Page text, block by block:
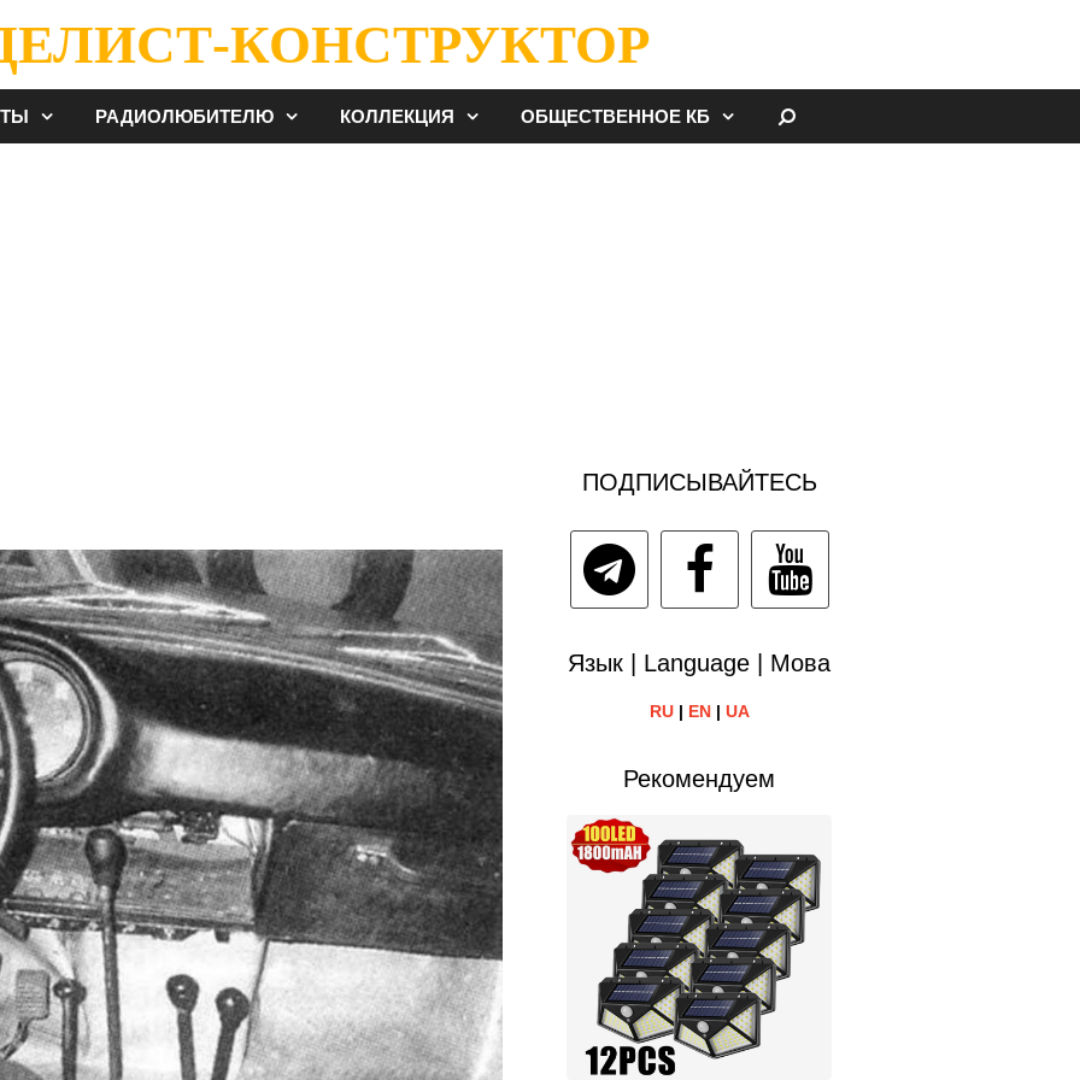
КОНСТРУКТОР
РАДИОЛЮБИТЕЛЮ КОЛЛЕКЦИЯ ОБЩЕСТВЕННОЕ КБ
ПОДПИСЫВАЙТЕСЬ
Язык | Language | Мова
RU| EN| UA
Рекомендуем